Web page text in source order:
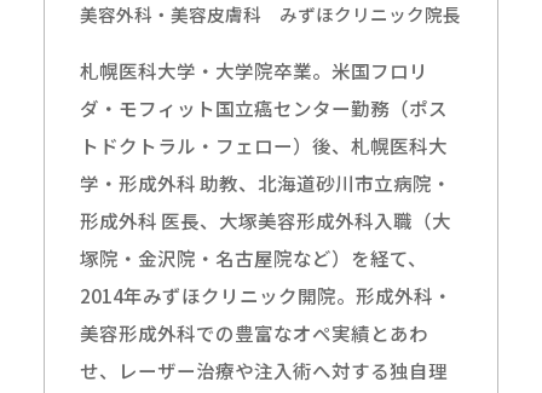
美容外科・美容皮膚科 みずほクリニック院長
札幌医科大学・大学院卒業。米国フロリ
ダ・モフィット国立癌センター勤務（ポス
トドクトラル・フェロー）後、札幌医科大
学・形成外科 助教、北海道砂川市立病院・
形成外科 医長、大塚美容形成外科入職（大
塚院・金沢院・名古屋院など）を経て、
2014年みずほクリニック開院。形成外科・
美容形成外科での豊富なオペ実績とあわ
せ、レーザー治療や注入術へ対する独自理